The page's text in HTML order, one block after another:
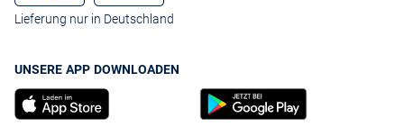
Lieferung nur in Deutschland
UNSERE APP DOWNLOADEN